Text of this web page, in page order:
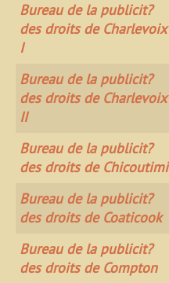
Bureau de la publicit?
des droits de Charlevoix
I
Bureau de la publicit?
des droits de Charlevoix
II
Bureau de la publicit?
des droits de Chicoutimi
Bureau de la publicit?
des droits de Coaticook
Bureau de la publicit?
des droits de Compton